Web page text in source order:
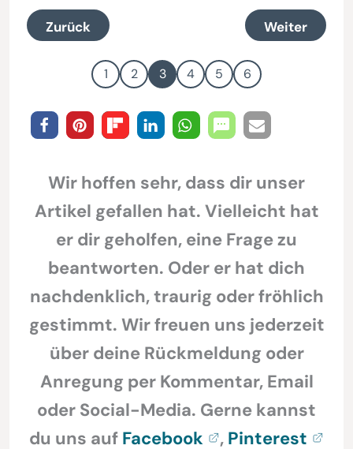
Zurück Weiter
1 2 3 4 5 6
Wir hoffen sehr, dass dir unser
Artikel gefallen hat. Vielleicht hat
er dir geholfen, eine Frage zu
beantworten. Oder er hat dich
nachdenklich, traurig oder fröhlich
gestimmt. Wir freuen uns jederzeit
über deine Rückmeldung oder
Anregung per Kommentar, Email
oder Social-Media. Gerne kannst
du uns auf Facebook , Pinterest